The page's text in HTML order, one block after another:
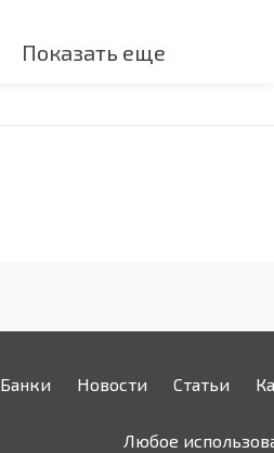
Показать еще
Банки Новости Статьи
Любое